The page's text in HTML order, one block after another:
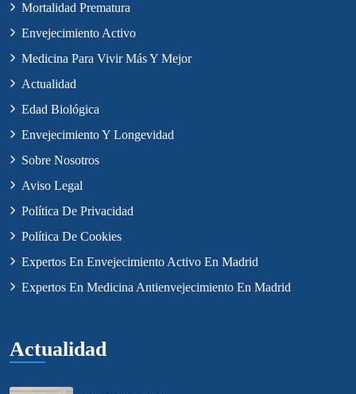
Mortalidad Prematura
Envejecimiento Activo
Medicina Para Vivir Más Y Mejor
Actualidad
Edad Biológica
Envejecimiento Y Longevidad
Sobre Nosotros
Aviso Legal
Política De Privacidad
Política De Cookies
Expertos En Envejecimiento Activo En Madrid
Expertos En Medicina Antienvejecimiento En Madrid
Actualidad